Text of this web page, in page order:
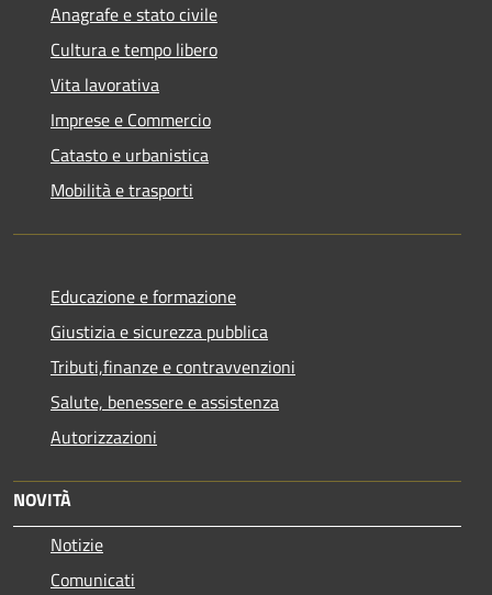
Anagrafe e stato civile
Cultura e tempo libero
Vita lavorativa
Imprese e Commercio
Catasto e urbanistica
Mobilità e trasporti
Educazione e formazione
Giustizia e sicurezza pubblica
Tributi,finanze e contravvenzioni
Salute, benessere e assistenza
Autorizzazioni
NOVITÀ
Notizie
Comunicati